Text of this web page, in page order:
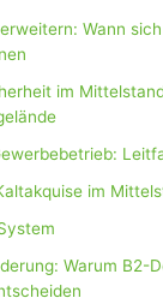
Wann
im
im
Warum B2-